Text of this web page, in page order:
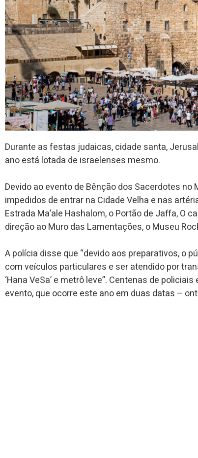
Durante as festas judaicas, cidade santa,
ano está lotada de israelenses mesmo.
Devido ao evento de Bênção dos Sacerdotes
impedidos de entrar na Cidade Velha e nas
Estrada Ma’ale Hashalom, o Portão de Jaffa, O
direção ao Muro das Lamentações, o Museu
A polícia disse que “devido aos preparativos, o
com veículos particulares e ser atendido por
‘Hana VeSa’ e metrô leve”. Centenas de
evento, que ocorre este ano em duas datas –